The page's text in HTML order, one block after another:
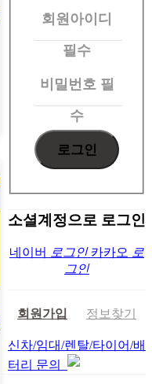
회원아이디
필수
비밀번호 필
수
소셜계정으로 로그인
네이버 로그인 카카오 로
그인
회원가입 정보찾기
신차/임대/렌탈/타이어/배
터리 문의